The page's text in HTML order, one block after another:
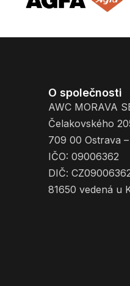
O společnosti
AWC MORAVA
Čelakovského
709 00 Ostrava
IČO: 09006362
DIČ:
81650 vedená u